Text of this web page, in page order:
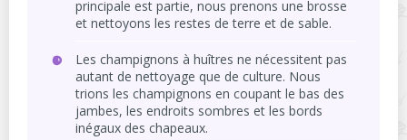
principale est partie, nous prenons une brosse
et nettoyons les restes de terre et de sable.
Les champignons à huîtres ne nécessitent pas
autant de nettoyage que de culture. Nous
trions les champignons en coupant le bas des
jambes, les endroits sombres et les bords
inégaux des chapeaux.